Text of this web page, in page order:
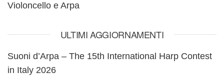
Violoncello e Arpa
ULTIMI AGGIORNAMENTI
Suoni d’Arpa – The 15th International Harp Contest
in Italy 2026